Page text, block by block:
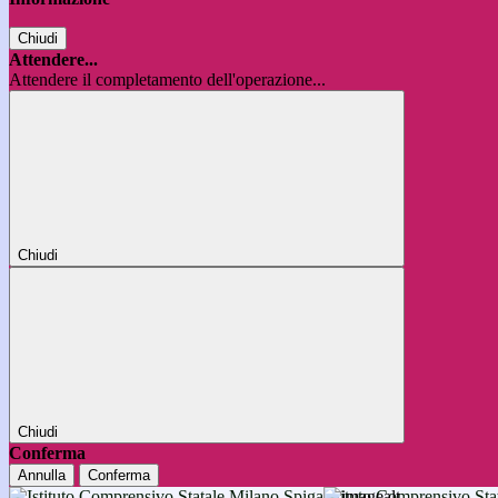
Chiudi
Attendere...
Attendere il completamento dell'operazione...
Chiudi
Chiudi
Conferma
Annulla Conferma